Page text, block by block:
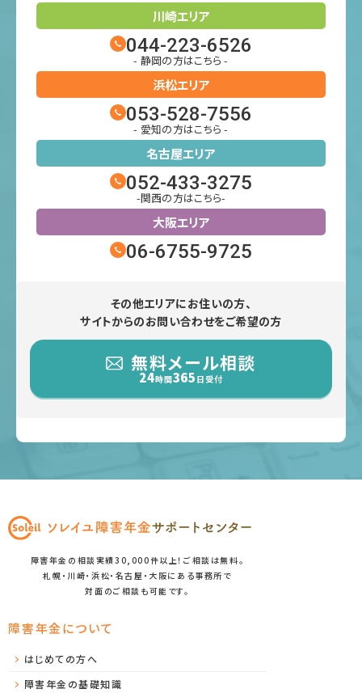
川崎エリア
044-223-6526
- 静岡の方はこちら -
浜松エリア
053-528-7556
- 愛知の方はこちら -
名古屋エリア
052-433-3275
-関西の方はこちら-
大阪エリア
06-6755-9725
その他エリアにお住いの方、
サイトからのお問い合わせをご希望の方
無料メール相談
24時間365 日受付
障害年金の相談実績30,000件以上！ご相談は無料。
札幌・川崎・浜松・名古屋・大阪にある事務所で
対面のご相談も可能です。
障害年金について
はじめての方へ
障害年金の基礎知識